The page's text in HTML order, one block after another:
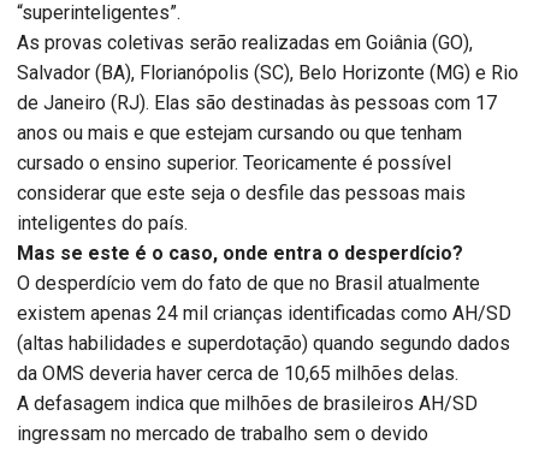
“superinteligentes”.
As provas coletivas serão realizadas em Goiânia (GO),
Salvador (BA), Florianópolis (SC), Belo Horizonte (MG) e Rio
de Janeiro (RJ). Elas são destinadas às pessoas com 17
anos ou mais e que estejam cursando ou que tenham
cursado o ensino superior. Teoricamente é possível
considerar que este seja o desfile das pessoas mais
inteligentes do país.
Mas se este é o caso, onde entra o desperdício?
O desperdício vem do fato de que no Brasil atualmente
existem apenas 24 mil crianças identificadas como AH/SD
(altas habilidades e superdotação) quando segundo dados
da OMS deveria haver cerca de 10,65 milhões delas.
A defasagem indica que milhões de brasileiros AH/SD
ingressam no mercado de trabalho sem o devido